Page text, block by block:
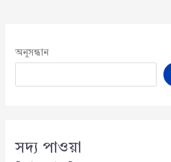
অনুসন্ধান
সদ্য পাওয়া